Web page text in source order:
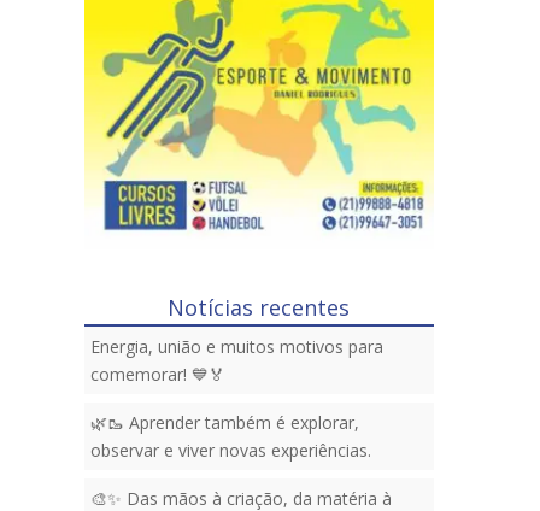
Notícias recentes
Energia, união e muitos motivos para
comemorar! 💙🏅
🌿🥾 Aprender também é explorar,
observar e viver novas experiências.
🎨✨ Das mãos à criação, da matéria à